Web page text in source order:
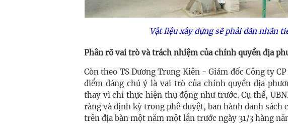
Vật liệu xây dựng sẽ phải dãn nhãn
Phân rõ vai trò và trách nhiệm của chính quyền địa
Còn theo TS Dương Trung Kiên - Giám đốc Công ty
điểm đáng chú ý là vai trò của chính quyền địa
thay vì chỉ thực hiện thụ động như trước. Cụ thể,
ràng và định kỳ trong phê duyệt, ban hành danh sách
trên địa bàn một năm một lần trước ngày 31/3 hàng